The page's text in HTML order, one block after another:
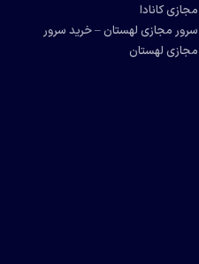
مجازی کانادا
سرور مجازی لهستان – خرید سرور
مجازی لهستان